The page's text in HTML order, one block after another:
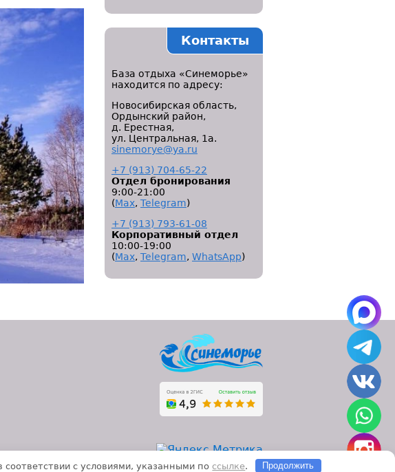
Контакты
База отдыха «Синеморье»
находится по адресу:
Новосибирская область,
Ордынский район,
д. Ерестная,
ул. Центральная, 1а.
sinemorye@ya.ru
+7 (913) 704-65-22
Отдел бронирования
9:00-21:00
(Мах, Telegram)
+7 (913) 793-61-08
Корпоративный отдел
10:00-19:00
(Мах, Telegram, WhatsApp)
с условиями, указанными поссылке. Продолжить